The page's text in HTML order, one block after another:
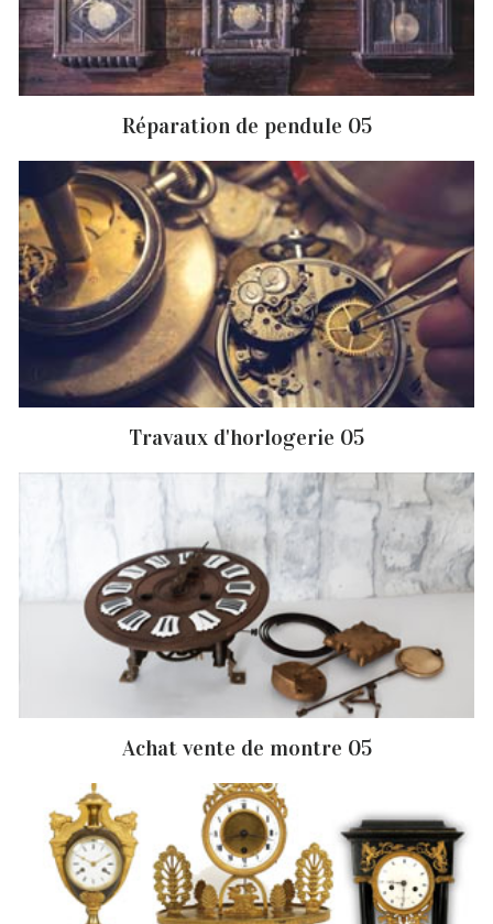
Réparation de pendule 05
Travaux d'horlogerie 05
Achat vente de montre 05